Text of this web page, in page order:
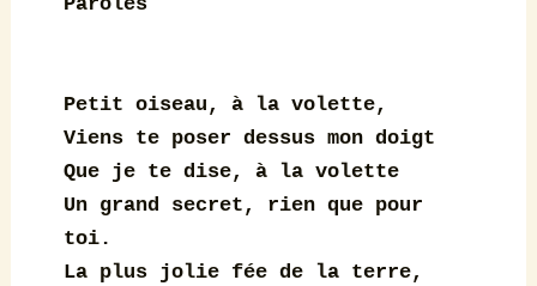
Petit oiseau, à la volette,
Viens te poser dessus mon doigt
Que je te dise, à la volette
Un grand secret, rien que pour
toi.
La plus jolie fée de la terre,